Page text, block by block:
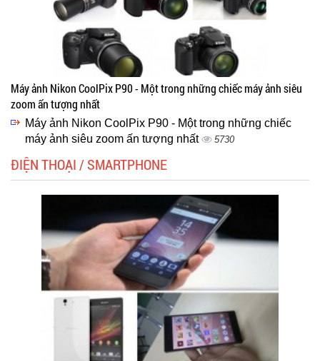
Máy ảnh Nikon CoolPix P90 - Một trong những chiếc máy ảnh siêu
zoom ấn tượng nhất
Máy ảnh Nikon CoolPix P90 - Một trong những chiếc
máy ảnh siêu zoom ấn tượng nhất
5730
ĐIỆN THOẠI / SMARTPHONE